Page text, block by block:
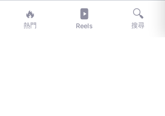
資訊平台，提供即時新聞、生活、健康、
🔥
熱門 Reels
🔍
搜尋